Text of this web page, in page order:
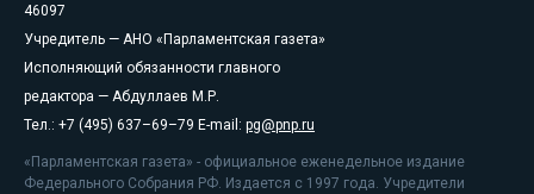
46097
Учредитель — АНО «Парламентская газета»
Исполняющий обязанности главного
редактора — Абдуллаев М.Р.
Тел.: +7 (495) 637–69–79 E-mail: pg@pnp.ru
«Парламентская газета» - официальное еженедельное издание
Федерального Собрания РФ. Издается с 1997 года. Учредители